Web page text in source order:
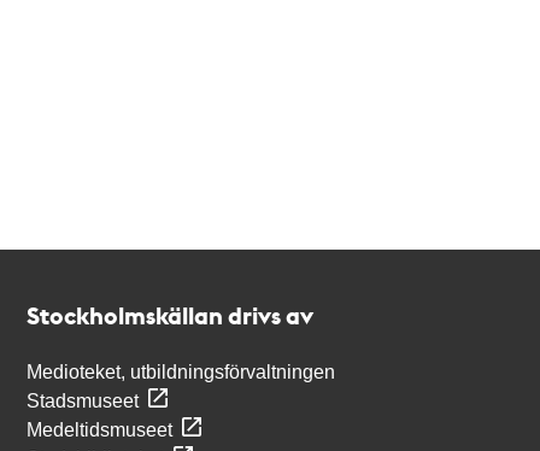
Stockholmskällan drivs av
Medioteket, utbildningsförvaltningen
Stadsmuseet
Medeltidsmuseet